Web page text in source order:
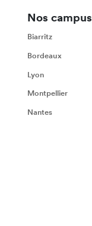
Nos campus
Biarritz
Bordeaux
Lyon
Montpellier
Nantes